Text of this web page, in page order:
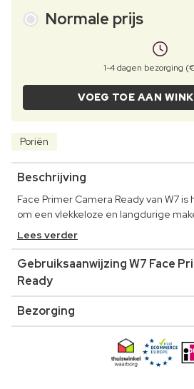
Normale prijs
1-4 dagen bezorging
VOEG TOE AAN
Poriën
Beschrijving
Face Primer Camera Ready van W7
om een vlekkeloze en langdurige
Lees verder
Gebruiksaanwijzing W7 Face
Ready
Bezorging